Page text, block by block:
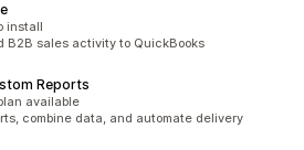
件
install
B2B sales activity to QuickBooks
Reports
件 available
combine data, and automate delivery